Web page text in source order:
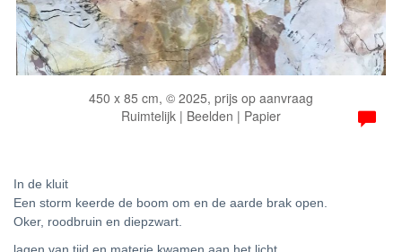
450 x 85 cm, © 2025, prijs op aanvraag
Ruimtelijk | Beelden | Papier
In de kluit
Een storm keerde de boom om en de aarde brak open.
Oker, roodbruin en diepzwart.